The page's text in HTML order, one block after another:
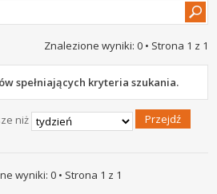
Znalezione wyniki: 0 • Strona 1 z 1
spełniających kryteria szukania.
niż
wyniki: 0 • Strona 1 z 1